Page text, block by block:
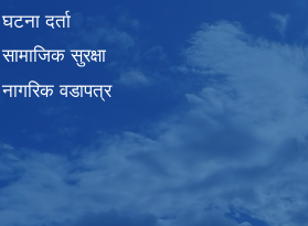
घटना दर्ता
सामाजिक सुरक्षा
नागरिक वडापत्र